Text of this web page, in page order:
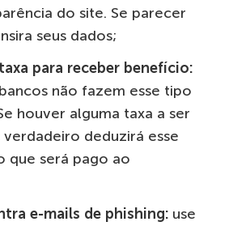
do site. Se parecer
seus dados;
para receber benefício:
não fazem esse tipo
houver alguma taxa a ser
deduzirá esse
que será pago ao
e-mails de phishing: use